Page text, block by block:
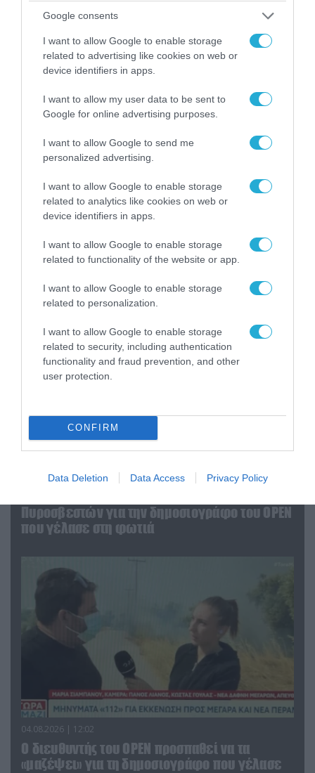
Google consents
I want to allow Google to enable storage
related to advertising like cookies on web or
device identifiers in apps.
I want to allow my user data to be sent to
Google for online advertising purposes.
I want to allow Google to send me
personalized advertising.
I want to allow Google to enable storage
related to analytics like cookies on web or
device identifiers in apps.
I want to allow Google to enable storage
related to functionality of the website or app.
I want to allow Google to enable storage
related to personalization.
I want to allow Google to enable storage
related to security, including authentication
functionality and fraud prevention, and other
user protection.
CONFIRM
Data Deletion Data Access Privacy Policy
«Οι εντελώς αθώοι»: Η ανάρτηση του Αρκά για
τα ζώα που χάθηκαν στις πυρκαγιές της
Αττικής (φωτο)
04.08.2026 | 15:02
Αυτή την ώρα το τελευταίο «αντίο» στον πρώην
04.08.2026 | 13:02
Πυροσβεστών για την δημοσιογράφο του OPEN
που γέλασε στη φωτιά
04.08.2026 | 12:02
O διευθυντής του OPEN προσπαθεί να τα
«μαζέψει» για τη δημοσιογράφο που γέλασε